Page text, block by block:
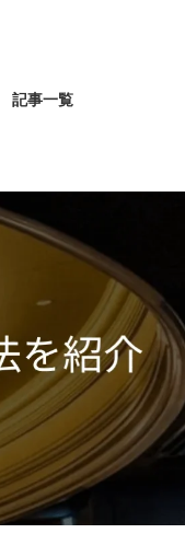
記事一覧